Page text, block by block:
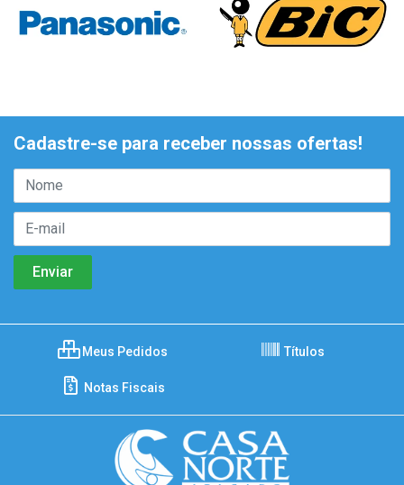
Cadastre-se para receber nossas ofertas!
Meus Pedidos Títulos
Notas Fiscais